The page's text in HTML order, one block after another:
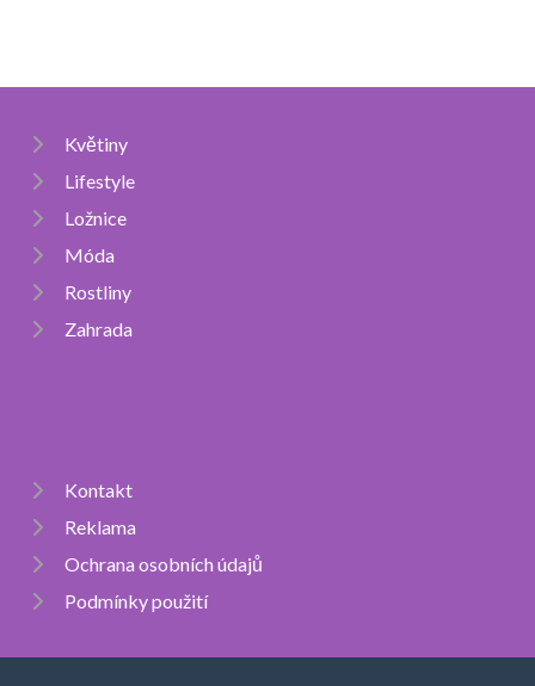
Květiny
Lifestyle
Ložnice
Móda
Rostliny
Zahrada
Kontakt
Reklama
Ochrana osobních údajů
Podmínky použití